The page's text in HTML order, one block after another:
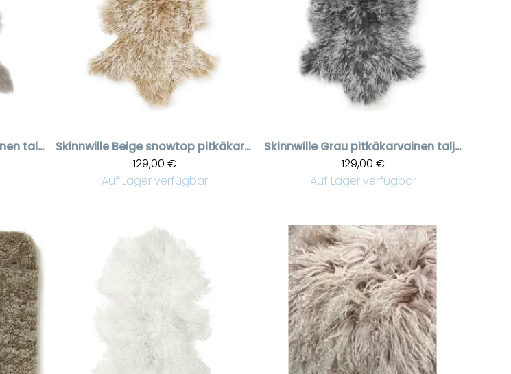
Grau pitkäkarvainen talja
Skinnwille
Beige snowtop pitkäkarvainen talja
129,00 €
Auf Lager verfügbar
Skinnwille
Grau pitkäkarvainen talja Shansi
129,00 €
Auf Lager verfügbar